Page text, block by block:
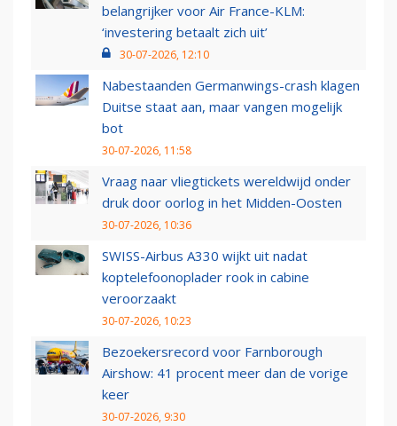
belangrijker voor Air France-KLM:
‘investering betaalt zich uit’
30-07-2026, 12:10
Nabestaanden Germanwings-crash klagen
Duitse staat aan, maar vangen mogelijk
bot
30-07-2026, 11:58
Vraag naar vliegtickets wereldwijd onder
druk door oorlog in het Midden-Oosten
30-07-2026, 10:36
SWISS-Airbus A330 wijkt uit nadat
koptelefoonoplader rook in cabine
veroorzaakt
30-07-2026, 10:23
Bezoekersrecord voor Farnborough
Airshow: 41 procent meer dan de vorige
keer
30-07-2026, 9:30